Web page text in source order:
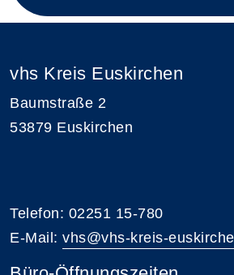
vhs Kreis Euskirchen
Baumstraße 2
53879 Euskirchen
Telefon: 02251 15-780
E-Mail: vhs@vhs-kreis-